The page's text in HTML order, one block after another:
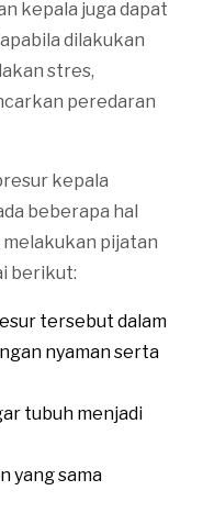
kepala juga dapat
dilakukan
stres,
peredaran
kepala
beberapa hal
pijatan
berikut:
tersebut dalam
nyaman serta
tubuh menjadi
yang sama